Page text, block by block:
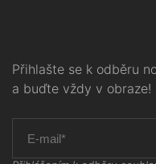
Přihlašte se k odběru
a buďte vždy v obraze!